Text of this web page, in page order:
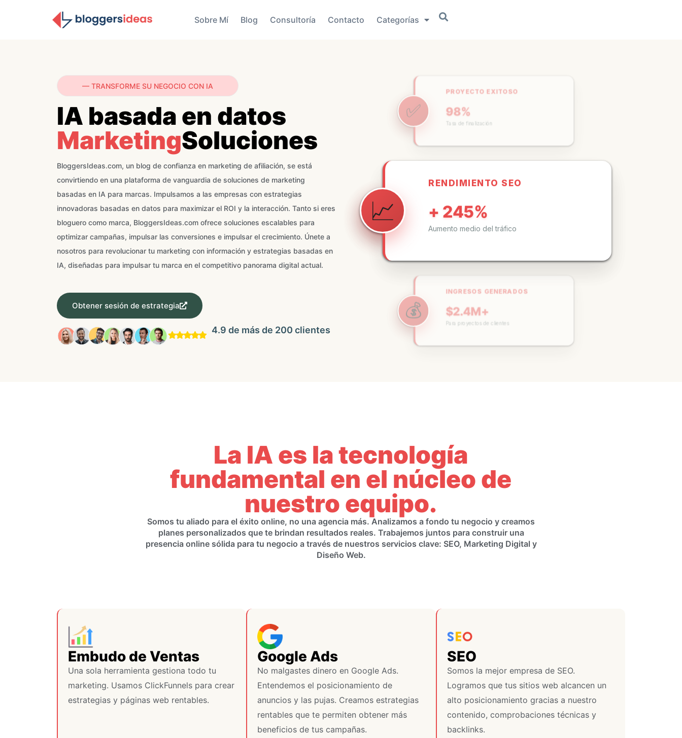
Sobre Mí Blog Consultoría Contacto Categorías
— TRANSFORME SU NEGOCIO CON IA
IA basada en datos
MarketingSoluciones
BloggersIdeas.com, un blog de confianza en marketing de afiliación, se está
convirtiendo en una plataforma de vanguardia de soluciones de marketing
basadas en IA para marcas. Impulsamos a las empresas con estrategias
innovadoras basadas en datos para maximizar el ROI y la interacción. Tanto si eres
bloguero como marca, BloggersIdeas.com ofrece soluciones escalables para
optimizar campañas, impulsar las conversiones e impulsar el crecimiento. Únete a
nosotros para revolucionar tu marketing con información y estrategias basadas en
IA, diseñadas para impulsar tu marca en el competitivo panorama digital actual.
Obtener sesión de estrategia
4.9 de más de 200 clientes
✅
PROYECTO EXITOSO
98%
Tasa de finalización
📈 + 245%
💰
Para proyectos de clientes
🚀
CAMPAÑAS ACTIVAS
150+
La IA es la tecnología
fundamental en el núcleo de
nuestro equipo.
Somos tu aliado para el éxito online, no una agencia más. Analizamos a fondo tu negocio y creamos
planes personalizados que te brindan resultados reales. Trabajemos juntos para construir una
presencia online sólida para tu negocio a través de nuestros servicios clave: SEO, Marketing Digital y
Diseño Web.
Embudo de Ventas
Una sola herramienta gestiona todo tu
marketing. Usamos ClickFunnels para crear
estrategias y páginas web rentables.
Google Ads
No malgastes dinero en Google Ads.
Entendemos el posicionamiento de
anuncios y las pujas. Creamos estrategias
rentables que te permiten obtener más
beneficios de tus campañas.
SEO
Somos la mejor empresa de SEO.
Logramos que tus sitios web alcancen un
alto posicionamiento gracias a nuestro
contenido, comprobaciones técnicas y
backlinks.